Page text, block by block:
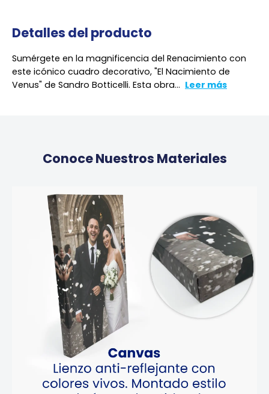
Detalles del producto
Sumérgete en la magnificencia del Renacimiento con
este icónico cuadro decorativo, "El Nacimiento de
Venus" de Sandro Botticelli. Esta obra... Leer más
Conoce Nuestros Materiales